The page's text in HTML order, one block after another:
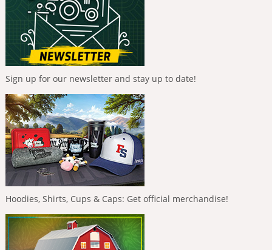
Sign up for our newsletter and stay up to date!
Hoodies, Shirts, Cups & Caps: Get official merchandise!